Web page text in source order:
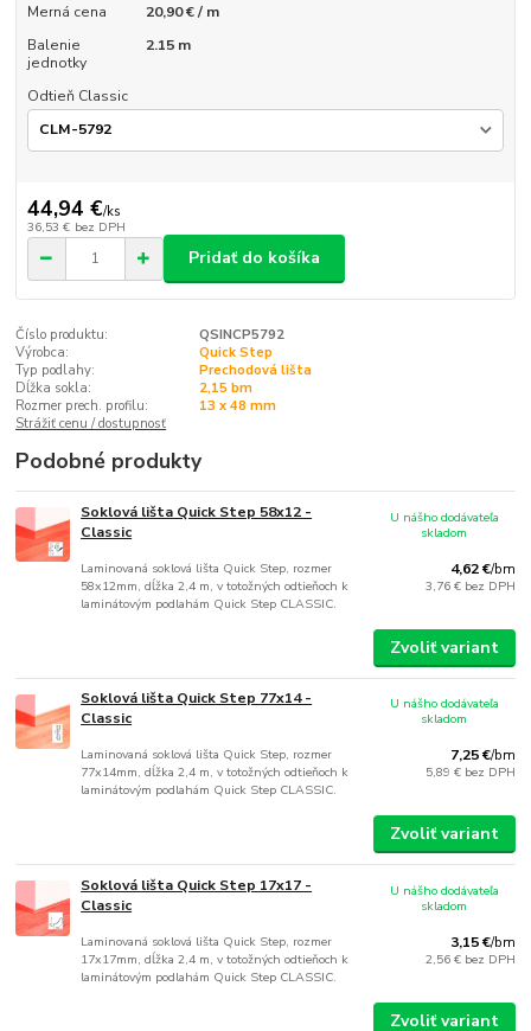
Merná cena
20,90 € / m
Balenie
jednotky
2.15 m
Odtieň Classic
44,94 €/ks
36,53 € bez DPH
Pridať do košíka
Číslo produktu:
QSINCP5792
Výrobca:
Quick Step
Typ podlahy:
Prechodová lišta
Dĺžka sokla:
2,15 bm
Rozmer prech. profilu:
13 x 48 mm
Strážiť cenu / dostupnosť
Podobné produkty
Soklová lišta Quick Step 58x12 -
Classic
Laminovaná soklová lišta Quick Step, rozmer
58x12mm, dĺžka 2,4 m, v totožných odtieňoch k
laminátovým podlahám Quick Step CLASSIC.
4,62 €/bm
3,76 € bez DPH
U nášho dodávateľa
skladom
Zvoliť variant
Soklová lišta Quick Step 77x14 -
Classic
Laminovaná soklová lišta Quick Step, rozmer
77x14mm, dĺžka 2,4 m, v totožných odtieňoch k
laminátovým podlahám Quick Step CLASSIC.
7,25 €/bm
5,89 € bez DPH
U nášho dodávateľa
skladom
Zvoliť variant
Soklová lišta Quick Step 17x17 -
Classic
Laminovaná soklová lišta Quick Step, rozmer
17x17mm, dĺžka 2,4 m, v totožných odtieňoch k
laminátovým podlahám Quick Step CLASSIC.
3,15 €/bm
2,56 € bez DPH
U nášho dodávateľa
skladom
Zvoliť variant